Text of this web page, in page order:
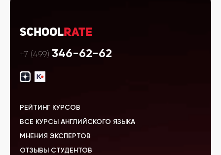
SchoolRate
+7 (499) 346-62-62
РЕЙТИНГ КУРСОВ
ВСЕ КУРСЫ АНГЛИЙСКОГО ЯЗЫКА
МНЕНИЯ ЭКСПЕРТОВ
ОТЗЫВЫ СТУДЕНТОВ